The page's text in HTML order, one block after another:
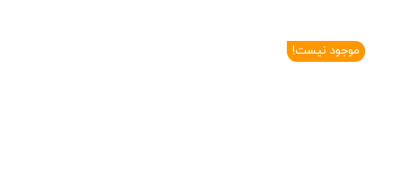
موجود نیست!